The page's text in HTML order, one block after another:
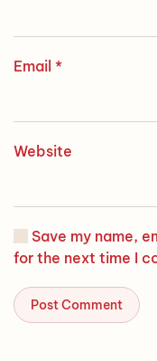
Email *
Website
Save my name,
for the next time I
Post Comment